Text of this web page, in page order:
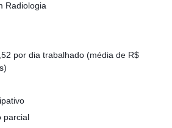
Radiologia
por dia trabalhado (média de R$
parcial